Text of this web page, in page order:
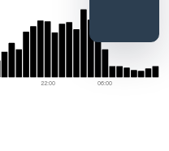
22:00 06:00